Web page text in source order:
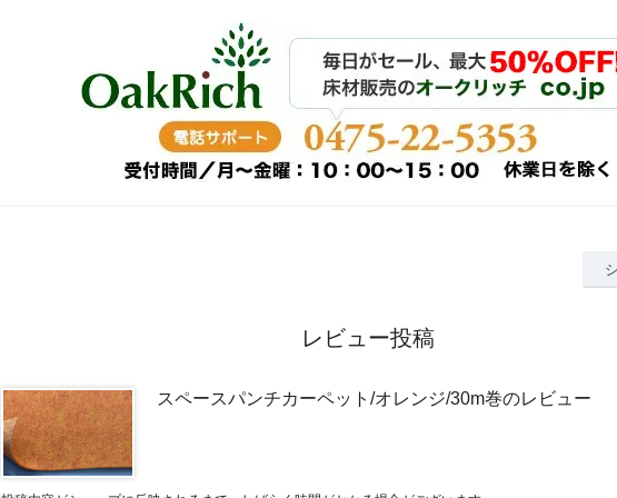
レビュー投稿
スペースパンチカーペット/オレンジ/30m巻のレビュー